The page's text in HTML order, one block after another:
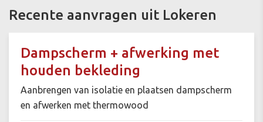
Recente aanvragen uit Lokeren
Dampscherm + afwerking met
houden bekleding
Aanbrengen van isolatie en plaatsen dampscherm
en afwerken met thermowood